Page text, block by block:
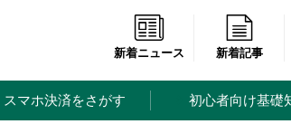
新着ニュース 新着記事
スマホ決済をさがす 初心者向け基礎